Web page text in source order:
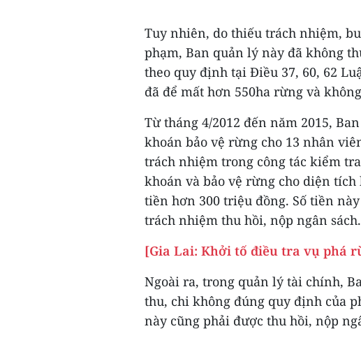
Tuy nhiên, do thiếu trách nhiệm,
phạm, Ban quản lý này đã không
theo quy định tại Điều 37, 60, 62
đã để mất hơn 550ha rừng và
Từ tháng 4/2012 đến năm 2015,
khoán bảo vệ rừng cho 13 nhân
trách nhiệm trong công tác kiểm
khoán và bảo vệ rừng cho diện
tiền hơn 300 triệu đồng. Số tiền
trách nhiệm thu hồi, nộp ngân sách.
[Gia Lai: Khởi tố điều tra vụ phá
Ngoài ra, trong quản lý tài chính,
thu, chi không đúng quy định của
này cũng phải được thu hồi, nộp